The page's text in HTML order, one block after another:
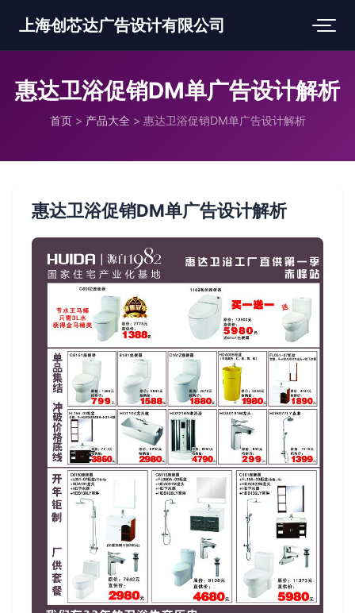
上海创芯达广告设计有限公司
惠达卫浴促销DM单广告设计解析
首页 > 产品大全 > 惠达卫浴促销DM单广告设计解析
惠达卫浴促销DM单广告设计解析